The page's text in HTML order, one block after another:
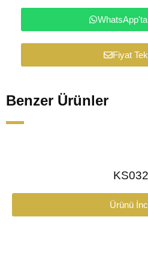
Fiyat
Benzer Ürünler
Ürünü